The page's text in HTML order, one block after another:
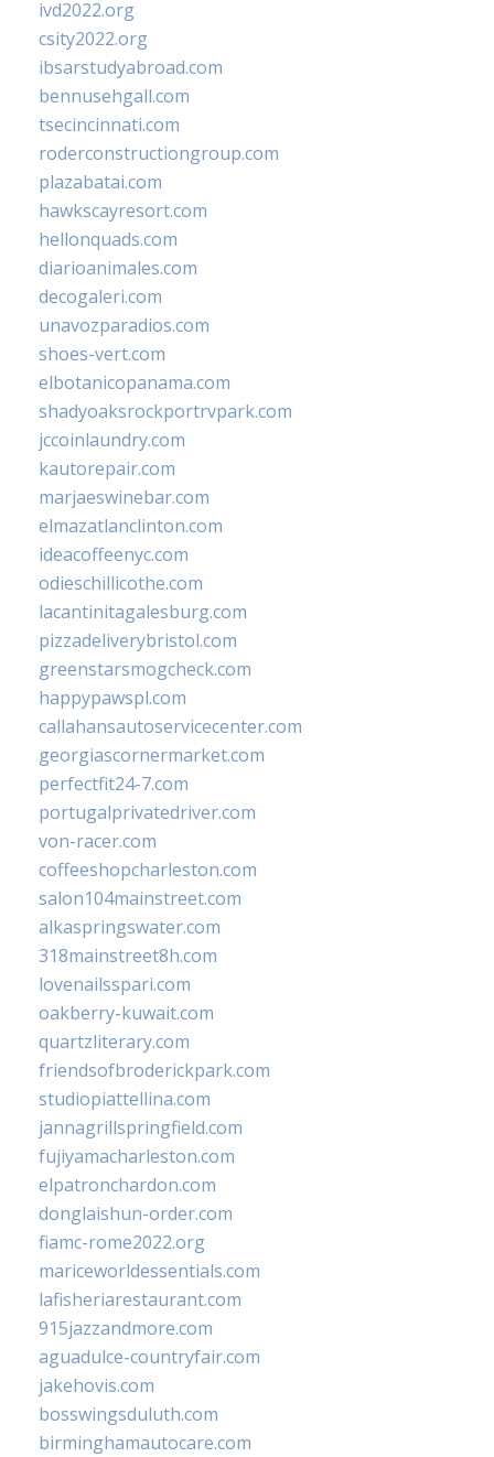
ivd2022.org
csity2022.org
ibsarstudyabroad.com
bennusehgall.com
tsecincinnati.com
roderconstructiongroup.com
plazabatai.com
hawkscayresort.com
hellonquads.com
diarioanimales.com
decogaleri.com
unavozparadios.com
shoes-vert.com
elbotanicopanama.com
shadyoaksrockportrvpark.com
jccoinlaundry.com
kautorepair.com
marjaeswinebar.com
elmazatlanclinton.com
ideacoffeenyc.com
odieschillicothe.com
lacantinitagalesburg.com
pizzadeliverybristol.com
greenstarsmogcheck.com
happypawspl.com
callahansautoservicecenter.com
georgiascornermarket.com
perfectfit24-7.com
portugalprivatedriver.com
von-racer.com
coffeeshopcharleston.com
salon104mainstreet.com
alkaspringswater.com
318mainstreet8h.com
lovenailsspari.com
oakberry-kuwait.com
quartzliterary.com
friendsofbroderickpark.com
studiopiattellina.com
jannagrillspringfield.com
fujiyamacharleston.com
elpatronchardon.com
donglaishun-order.com
fiamc-rome2022.org
mariceworldessentials.com
lafisheriarestaurant.com
915jazzandmore.com
aguadulce-countryfair.com
jakehovis.com
bosswingsduluth.com
birminghamautocare.com